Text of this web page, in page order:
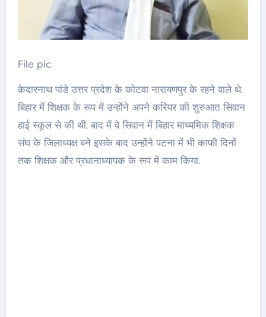
File pic
केदारनाथ पांडे उत्तर प्रदेश के कोटवा नारायणपुर के रहने वाले थे.
बिहार में शिक्षक के रूप में उन्होंने अपने करियर की शुरुआत सिवान
हाई स्कूल से की थी. बाद में वे सिवान में बिहार माध्यमिक शिक्षक
संघ के जिलाध्यक्ष बने इसके बाद उन्होंने पटना में भी काफी दिनों
तक शिक्षक और प्रधानाध्यापक के रूप में काम किया.